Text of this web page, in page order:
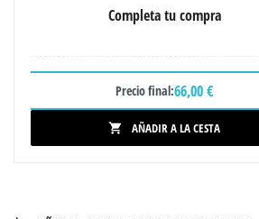
Completa tu compra
Precio final:66,00 €
 AÑADIR A LA CESTA